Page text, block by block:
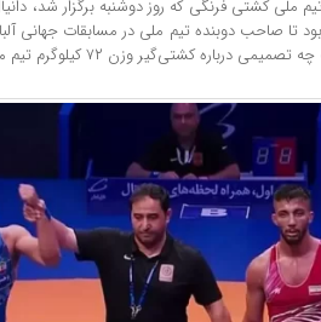
تا صاحب دوبنده تیم ملی در مسابقات جهانی
وزن ۷۲ کیلوگرم تیم ملی کشتی فرنگی گرفته خواهد شد.